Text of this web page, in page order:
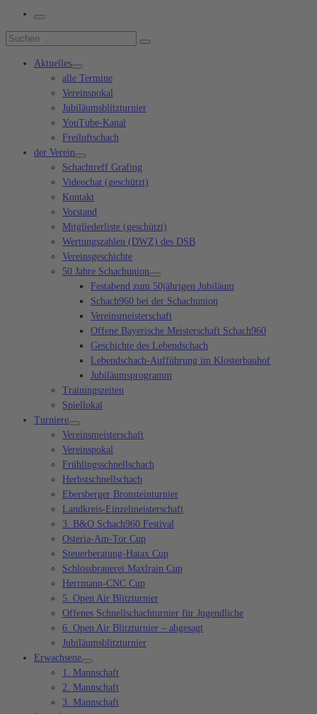
Menü
Suche
Suchen …
Aktuelles
alle Termine
Vereinspokal
Jubiläumsblitzturnier
YouTube-Kanal
Freiluftschach
der Verein
Schachtreff Grafing
Videochat (geschützt)
Kontakt
Vorstand
Mitgliederliste (geschützt)
Wertungszahlen (DWZ) des DSB
Vereinsgeschichte
50 Jahre Schachunion
Festabend zum 50jährigen Jubiläum
Schach960 bei der Schachunion
Vereinsmeisterschaft
Offene Bayerische Meisterschaft Schach960
Geschichte des Lebendschach
Lebendschach-Aufführung im Klosterbauhof
Jubiläumsprogramm
Trainingszeiten
Spiellokal
Turniere
Vereinsmeisterschaft
Vereinspokal
Frühlingsschnellschach
Herbstschnellschach
Ebersberger Bronsteinturnier
Landkreis-Einzelmeisterschaft
3. B&O Schach960 Festival
Osteria-Am-Tor Cup
Steuerberatung-Hatax Cup
Schlossbrauerei Maxlrain Cup
Herrmann-CNC Cup
5. Open Air Blitzturnier
Offenes Schnellschachturnier für Jugendliche
6. Open Air Blitzturnier – abgesagt
Jubiläumsblitzturnier
Erwachsene
1. Mannschaft
2. Mannschaft
3. Mannschaft